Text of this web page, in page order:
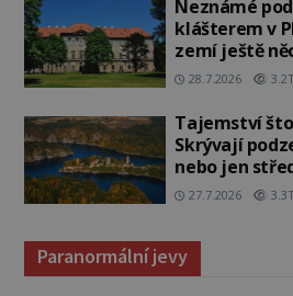
Neznámé
klášterem v
zemí ještě
28.7.2026
Tajemství
Skrývají
nebo jen
27.7.2026
Paranormální jevy